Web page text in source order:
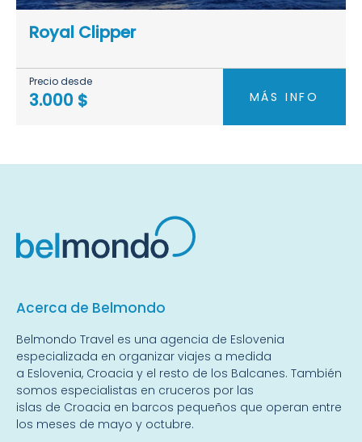
Royal Clipper
Precio desde
3.000 $ MÁS INFO
Acerca de Belmondo
Belmondo Travel es una agencia de Eslovenia
especializada en organizar viajes a medida
a Eslovenia, Croacia y el resto de los Balcanes. También
somos especialistas en cruceros por las
islas de Croacia en barcos pequeños que operan entre
los meses de mayo y octubre.